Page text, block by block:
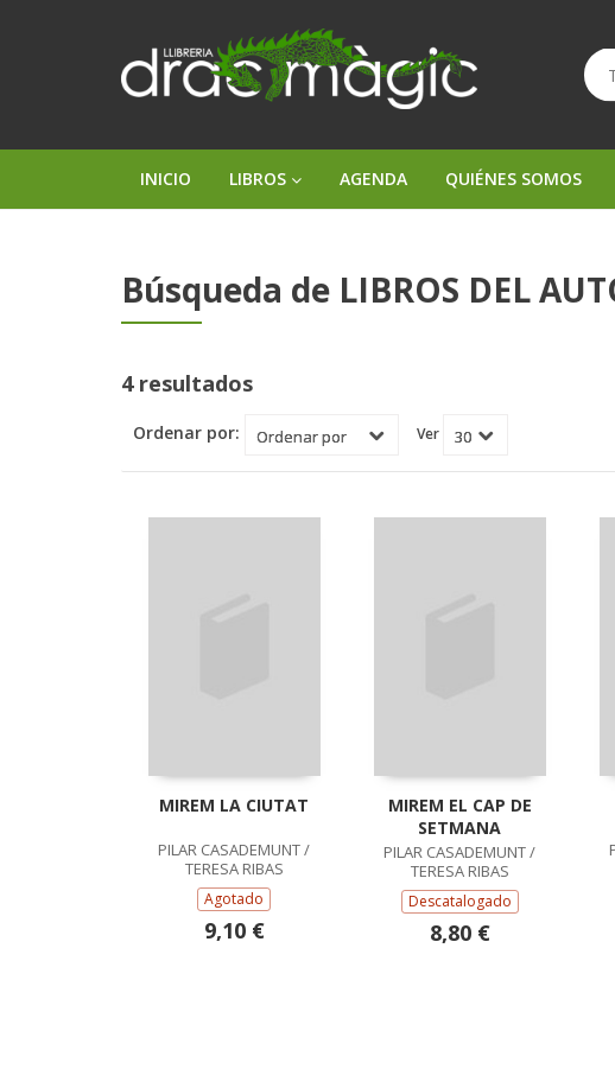
INICIO LIBROS AGENDA QUIÉNES SOMOS
Búsqueda de LIBROS DEL
4 resultados
Ordenar por: Ver
MIREM LA CIUTAT
PILAR CASADEMUNT /
TERESA RIBAS
Agotado
9,10 €
MIREM EL CAP DE
SETMANA
PILAR CASADEMUNT /
TERESA RIBAS
Descatalogado
8,80 €